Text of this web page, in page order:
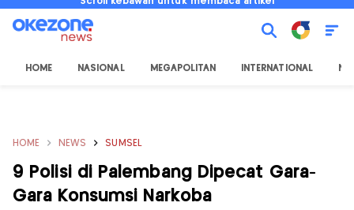
HOME NASIONAL MEGAPOLITAN INTERNATIONAL
HOME NEWS SUMSEL
9 Polisi di Palembang Dipecat Gara-
Gara Konsumsi Narkoba